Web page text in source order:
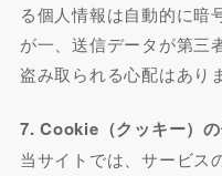
る個人情報は自動的に暗
が一、送信データが第三
盗み取られる心配はあり
7. Cookie（クッキー）
当サイトでは、サービス